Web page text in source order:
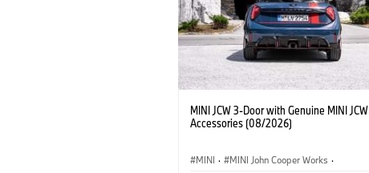
MINI JCW 3-Door with Genuine MINI JCW
Accessories (08/2026)
MINI · MINI John Cooper Works ·